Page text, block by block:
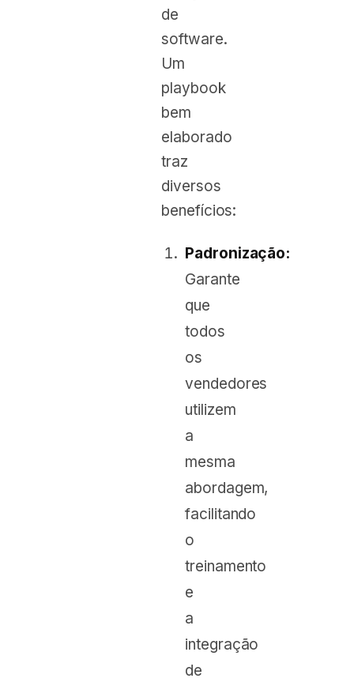
de
software.
Um
playbook
bem
elaborado
traz
diversos
benefícios:
Padronização:
Garante
que
todos
os
vendedores
utilizem
a
mesma
abordagem,
facilitando
o
treinamento
e
a
integração
de